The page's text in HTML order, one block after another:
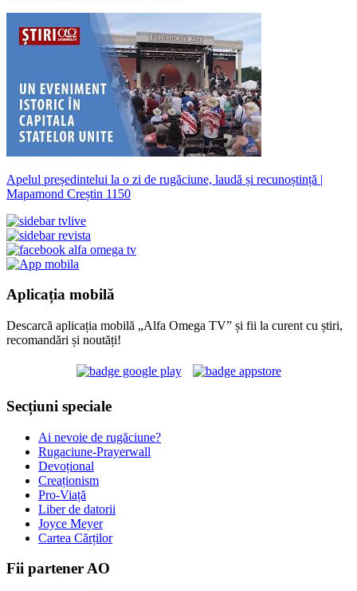
Apelul președintelui la o zi de rugăciune, laudă și recunoștință |
Mapamond Creștin 1150
Aplicația mobilă
Descarcă aplicația mobilă „Alfa Omega TV” și fii la curent cu știri,
recomandări și noutăți!
Secțiuni speciale
Ai nevoie de rugăciune?
Rugaciune-Prayerwall
Devoțional
Creaționism
Pro-Viață
Liber de datorii
Joyce Meyer
Cartea Cărților
Fii partener AO